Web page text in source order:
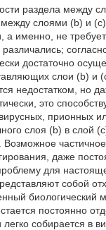
раздела между
между слоями (b) и
а именно, не
достаточно
слои (b) и
недостатком, но
это
прионных
слоя (b) в слой
Возможное
даже
для
собой
биологический
постоянно
собирается в